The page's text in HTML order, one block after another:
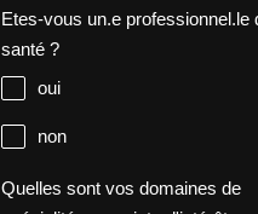
Etes-vous un.e professionnel.le
santé ?
oui
non
Quelles sont vos domaines de